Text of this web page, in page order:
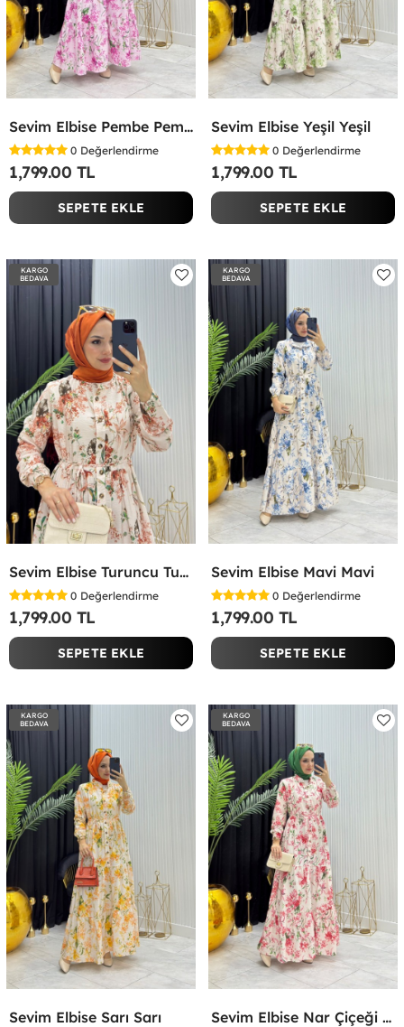
Sevim Elbise Pembe Pembe
0 Değerlendirme
1,799.00 TL
SEPETE EKLE
Sevim Elbise Yeşil Yeşil
0 Değerlendirme
1,799.00 TL
SEPETE EKLE
KARGO
BEDAVA
Sevim Elbise Turuncu Turuncu
0 Değerlendirme
1,799.00 TL
SEPETE EKLE
KARGO
BEDAVA
Sevim Elbise Mavi Mavi
0 Değerlendirme
1,799.00 TL
SEPETE EKLE
KARGO
BEDAVA
Sevim Elbise Sarı Sarı
KARGO
BEDAVA
Sevim Elbise Nar Çiçeği Nar Çiçeği